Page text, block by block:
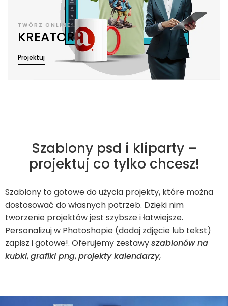
TWÓRZ ONLINE
KREATOR
Projektuj
Szablony psd i kliparty –
projektuj co tylko chcesz!
Szablony to gotowe do użycia projekty, które można
dostosować do własnych potrzeb. Dzięki nim
tworzenie projektów jest szybsze i łatwiejsze.
Personalizuj w Photoshopie (dodaj zdjęcie lub tekst)
zapisz i gotowe!. Oferujemy zestawyszablonów na
kubki,grafiki png,projekty kalendarzy,